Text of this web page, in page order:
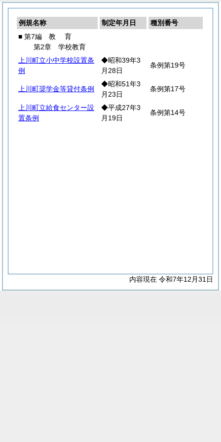
例規名称 制定年月日
種別番号
■ 第7編 教 育
第2章 学校教育
上川町立小中学校設置条
例
◆昭和39年3
月28日
条例第19号
上川町奨学金等貸付条例
◆昭和51年3
月23日
条例第17号
上川町立給食センター設
置条例
◆平成27年3
月19日
条例第14号
内容現在 令和7年12月31日